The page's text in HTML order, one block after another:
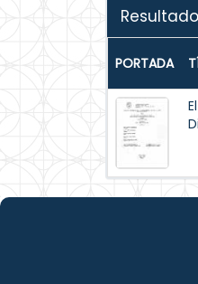
PORTADA